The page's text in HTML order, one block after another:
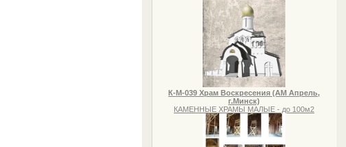
К-М-039 Храм Воскресения (АМ Апрель,
г.Минск)
КАМЕННЫЕ ХРАМЫ МАЛЫЕ - до 100м2